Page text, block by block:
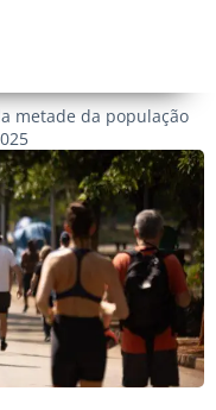
metade da população